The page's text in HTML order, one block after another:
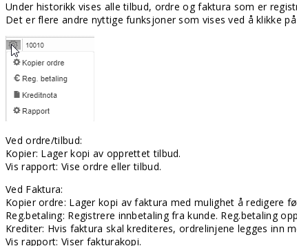
Under historikk vises alle tilbud, ordre og faktura som er
Det er flere andre nyttige funksjoner som vises ved å klikke
Ved ordre/tilbud:
Kopier: Lager kopi av opprettet tilbud.
Vis rapport: Vise ordre eller tilbud.
Ved Faktura:
Kopier ordre: Lager kopi av faktura med mulighet å redigere
Reg.betaling: Registrere innbetaling fra kunde. Reg.betaling
Krediter: Hvis faktura skal krediteres, ordrelinjene legges inn
Vis rapport: Viser fakturakopi.